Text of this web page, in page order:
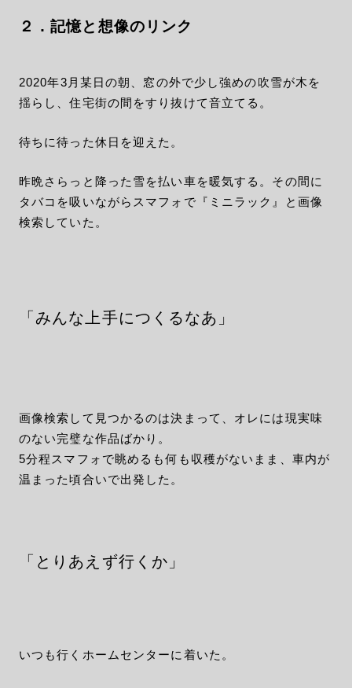
２．記憶と想像のリンク
2020年3月某日の朝、窓の外で少し強めの吹雪が木を
揺らし、住宅街の間をすり抜けて音立てる。
待ちに待った休日を迎えた。
昨晩さらっと降った雪を払い車を暖気する。その間に
タバコを吸いながらスマフォで『ミニラック』と画像
検索していた。
「みんな上手につくるなあ」
画像検索して見つかるのは決まって、オレには現実味
のない完璧な作品ばかり。
5分程スマフォで眺めるも何も収穫がないまま、車内が
温まった頃合いで出発した。
「とりあえず行くか」
いつも行くホームセンターに着いた。